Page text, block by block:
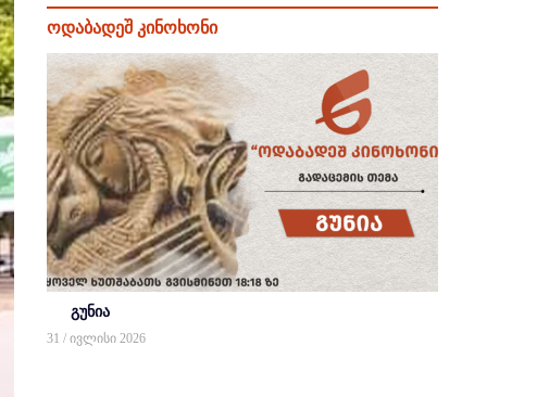
ოდაბადეშ კინოხონი
გუნია
31 / ივლისი 2026